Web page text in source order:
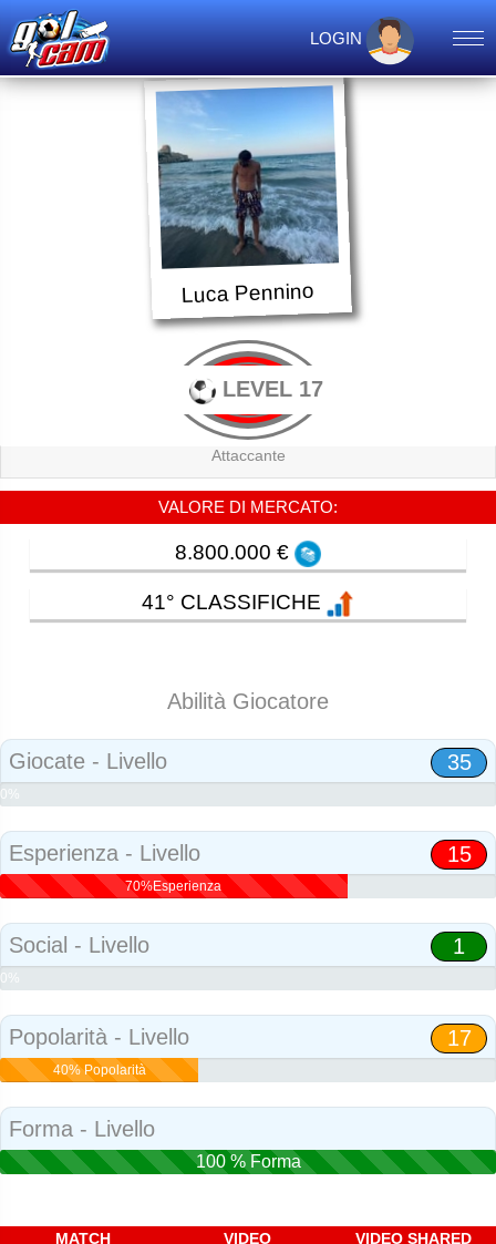
LOGIN
Luca Pennino
LEVEL 17
Attaccante
VALORE DI MERCATO:
8.800.000 €
41° CLASSIFICHE
Abilità Giocatore
Giocate - Livello 35
0%
Esperienza - Livello 15
70%Esperienza
Social - Livello 1
0%
Popolarità - Livello 17
40% Popolarità
Forma - Livello
100 % Forma
MATCH VIDEO VIDEO SHARED